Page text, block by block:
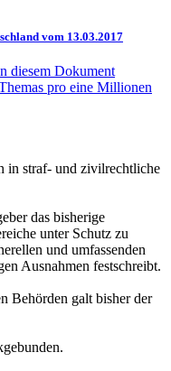
vom 13.03.2017
diesem Dokument
pro eine Millionen
in straf- und zivilrechtliche
das bisherige
unter Schutz zu
und umfassenden
Ausnahmen festschreibt.
Behörden galt bisher der